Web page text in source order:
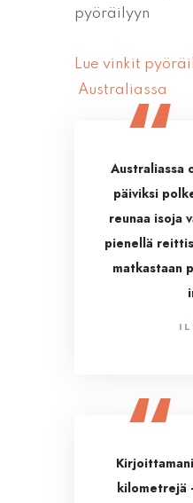
pyöräilyyn
Lue vinkit
Australiassa
Australiassa
päiviksi
reunaa isoja
pienellä
matkastaan
kilometrejä